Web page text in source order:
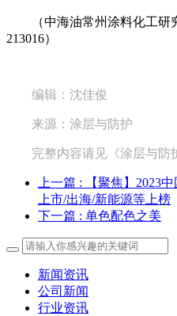
（中海油常州涂料化工
213016）
编辑：沈佳俊
来源：涂层与防护
完整内容请见《涂层与防
上一篇 : 【聚焦】2023
上市/出海/新能源等上榜
下一篇 : 单色配色之美
新闻资讯
公司新闻
行业资讯